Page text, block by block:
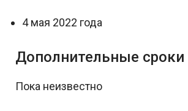
4 мая 2022 года
Дополнительные сроки
Пока неизвестно